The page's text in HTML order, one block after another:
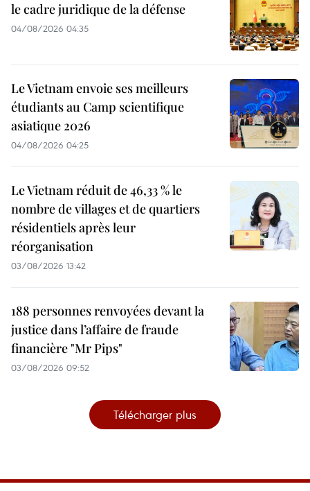
le cadre juridique de la défense
04/08/2026 04:35
Le Vietnam envoie ses meilleurs
étudiants au Camp scientifique
asiatique 2026
04/08/2026 04:25
Le Vietnam réduit de 46,33 % le
nombre de villages et de quartiers
résidentiels après leur
réorganisation
03/08/2026 13:42
188 personnes renvoyées devant la
justice dans l’affaire de fraude
financière "Mr Pips"
03/08/2026 09:52
Télécharger plus